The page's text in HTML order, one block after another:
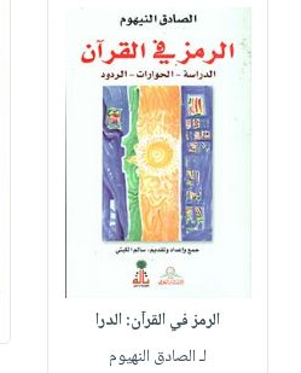
الرمز في القرآن: الدرا
لـ الصادق النهيوم